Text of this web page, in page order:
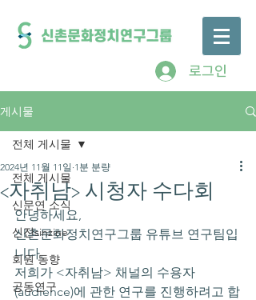
로그인
게시물
전체 게시물
신문연 소식
신진sinzine
회원 동향
공동연구
전체 게시물
<자취남> 시청자 수다회
2024년 11월 11일 1분 분량
안녕하세요,
신촌문화정치연구그룹 유튜브 연구팀입
니다.
저희가 <자취남> 채널의 수용자
(audience)에 관한 연구를 진행하려고 합